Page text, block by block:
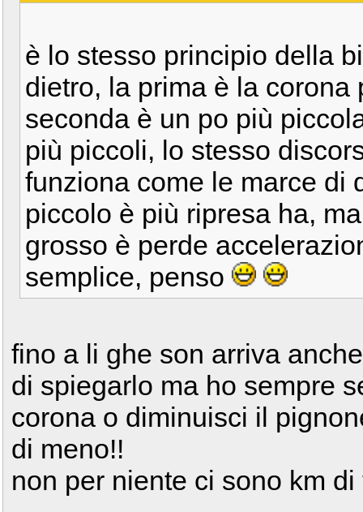
è lo stesso principio della
dietro, la prima è la corona
seconda è un po più
più piccoli, lo stesso
funziona come le marce di
piccolo è più ripresa ha,
grosso è perde
semplice, penso
fino a li ghe son arriva
di spiegarlo ma ho sempre
corona o diminuisci il
di meno!!
non per niente ci sono km